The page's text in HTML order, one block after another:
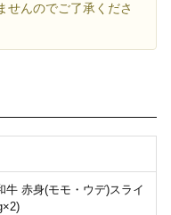
せんのでご了承くださ
牛 赤身(モモ・ウデ)スライ